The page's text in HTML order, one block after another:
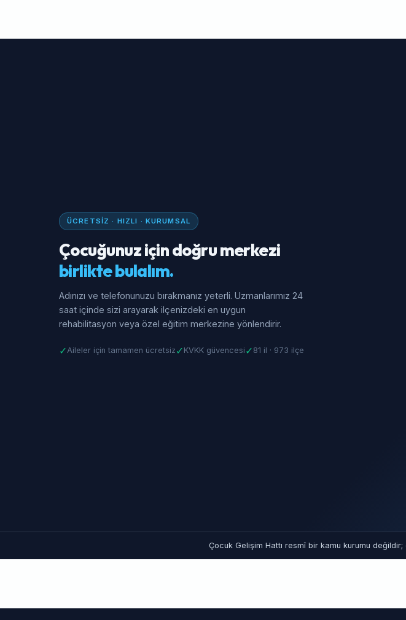
ÜCRETSIZ · HIZLI · KURUMSAL
Çocuğunuz için doğru merkezi
birlikte bulalım.
Adınızı ve telefonunuzu bırakmanız yeterli. Uzmanlarımız 24
saat içinde sizi arayarak ilçenizdeki en uygun
rehabilitasyon veya özel eğitim merkezine yönlendirir.
✓Aileler için tamamen ücretsiz ✓ KVKK güvencesi ✓ 81 il · 973 ilçe
Çocuk Gelişim Hattı resmî bir kamu kurumu değildir;